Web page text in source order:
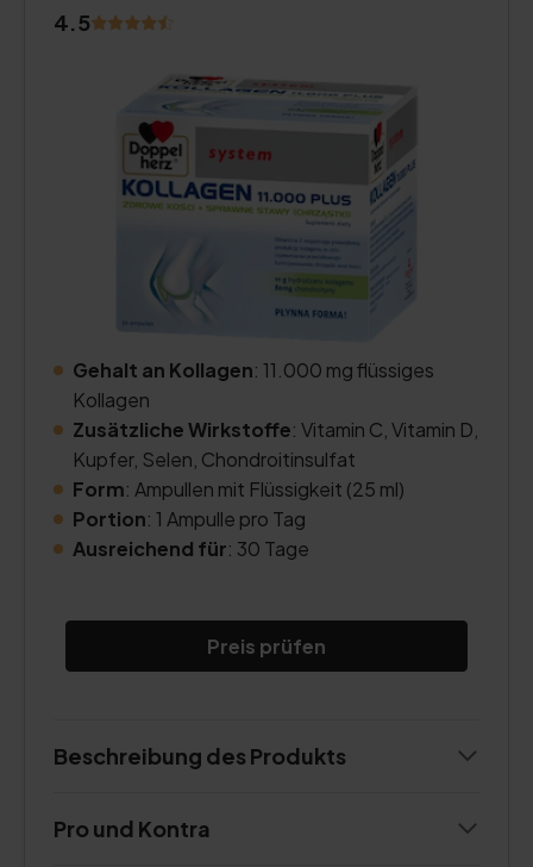
4.5
Gehalt an Kollagen: 11.000 mg flüssiges
Kollagen
Zusätzliche Wirkstoffe: Vitamin C, Vitamin D,
Kupfer, Selen, Chondroitinsulfat
Form: Ampullen mit Flüssigkeit (25 ml)
Portion: 1 Ampulle pro Tag
Ausreichend für: 30 Tage
Preis prüfen
Beschreibung des Produkts
Pro und Kontra